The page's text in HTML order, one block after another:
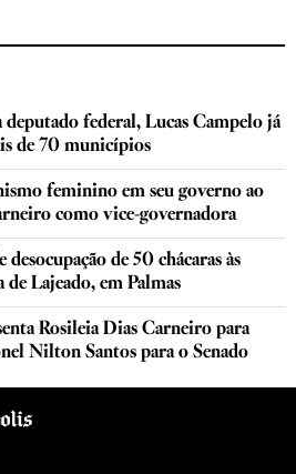
federal, Lucas Campelo já
de 70 municípios
feminino em seu governo ao
como vice-governadora
de 50 chácaras às
Lajeado, em Palmas
Rosileia Dias Carneiro para
Nilton Santos para o Senado